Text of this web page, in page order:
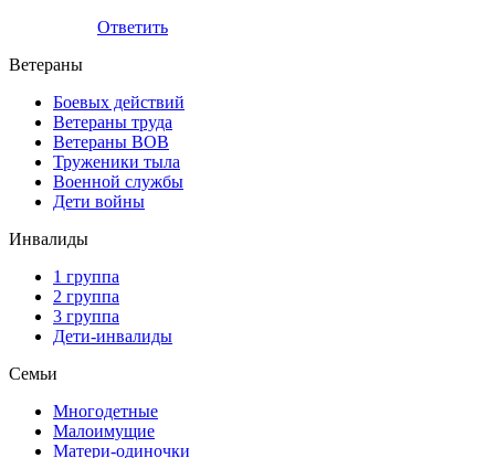
Ответить
Ветераны
Боевых действий
Ветераны труда
Ветераны ВОВ
Труженики тыла
Военной службы
Дети войны
Инвалиды
1 группа
2 группа
3 группа
Дети-инвалиды
Семьи
Многодетные
Малоимущие
Матери-одиночки